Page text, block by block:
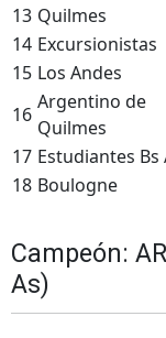
13 Quilmes
14 Excursionistas
15 Los Andes
16
Argentino de
Quilmes
17 Estudiantes Bs
18 Boulogne
Campeón:
As)